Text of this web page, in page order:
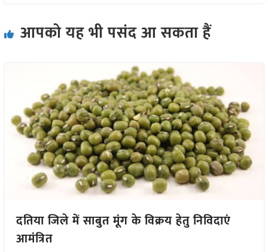
आपको यह भी पसंद आ सकता हैं
दतिया जिले में साबुत मूंग के विक्रय हेतु निविदाएं
आमंत्रित